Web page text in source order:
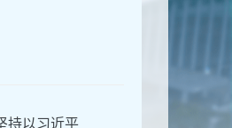
持以习近平